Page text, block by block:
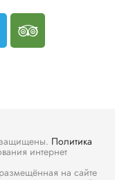
Политика
интернет
на сайте